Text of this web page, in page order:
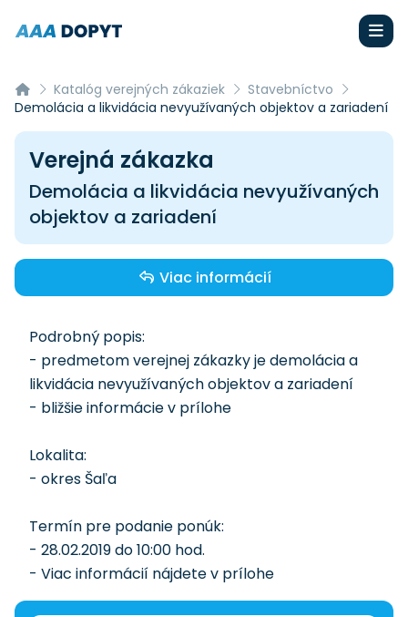
Katalóg verejných zákaziek
Stavebníctvo
Demolácia a likvidácia nevyužívaných objektov a zariadení
Verejná zákazka
Demolácia a likvidácia nevyužívaných
objektov a zariadení
Viac informácií
Podrobný popis:
- predmetom verejnej zákazky je demolácia a
likvidácia nevyužívaných objektov a zariadení
- bližšie informácie v prílohe
Lokalita:
- okres Šaľa
Termín pre podanie ponúk:
- 28.02.2019 do 10:00 hod.
- Viac informácií nájdete v prílohe